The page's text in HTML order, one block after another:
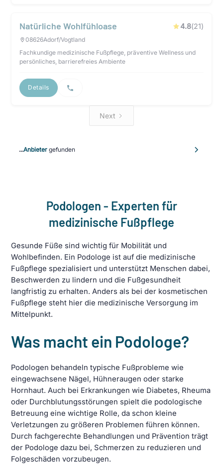
Natürliche Wohlfühloase 4.8(21)
08626Adorf/Vogtland
Fachkundige medizinische Fußpflege, präventive Wellness und
persönliches, barrierefreies Ambiente
Details
Next
...Anbieter gefunden
Podologen - Experten für
medizinische Fußpflege
Gesunde Füße sind wichtig für Mobilität und
Wohlbefinden. Ein Podologe ist auf die medizinische
Fußpflege spezialisiert und unterstützt Menschen dabei,
Beschwerden zu lindern und die Fußgesundheit
langfristig zu erhalten. Anders als bei der kosmetischen
Fußpflege steht hier die medizinische Versorgung im
Mittelpunkt.
Was macht ein Podologe?
Podologen behandeln typische Fußprobleme wie
eingewachsene Nägel, Hühneraugen oder starke
Hornhaut. Auch bei Erkrankungen wie Diabetes, Rheuma
oder Durchblutungsstörungen spielt die podologische
Betreuung eine wichtige Rolle, da schon kleine
Verletzungen zu größeren Problemen führen können.
Durch fachgerechte Behandlungen und Prävention trägt
der Podologe dazu bei, Schmerzen zu reduzieren und
Folgeschäden vorzubeugen.